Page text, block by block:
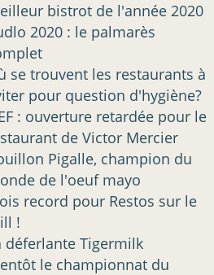
bistrot de l'année 2020
2020 : le palmarès
se trouvent les restaurants à
pour question d'hygiène?
: ouverture retardée pour le
de Victor Mercier
Pigalle, champion du
de l'oeuf mayo
record pour Restos sur le
!
déferlante Tigermilk
le championnat du